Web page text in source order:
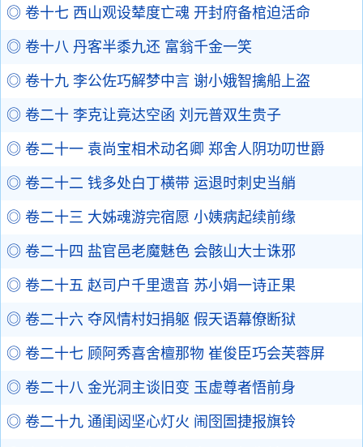
◎ 卷十七 西山观设辇度亡魂 开封府备棺迫活命
◎ 卷十八 丹客半黍九还 富翁千金一笑
◎ 卷十九 李公佐巧解梦中言 谢小娥智擒船上盗
◎ 卷二十 李克让竟达空函 刘元普双生贵子
◎ 卷二十一 袁尚宝相术动名卿 郑舍人阴功叨世爵
◎ 卷二十二 钱多处白丁横带 运退时刺史当艄
◎ 卷二十三 大姊魂游完宿愿 小姨病起续前缘
◎ 卷二十四 盐官邑老魔魅色 会骸山大士诛邪
◎ 卷二十五 赵司户千里遗音 苏小娟一诗正果
◎ 卷二十六 夺风情村妇捐躯 假天语幕僚断狱
◎ 卷二十七 顾阿秀喜舍檀那物 崔俊臣巧会芙蓉屏
◎ 卷二十八 金光洞主谈旧变 玉虚尊者悟前身
◎ 卷二十九 通闺闼坚心灯火 闹囹圄捷报旗铃